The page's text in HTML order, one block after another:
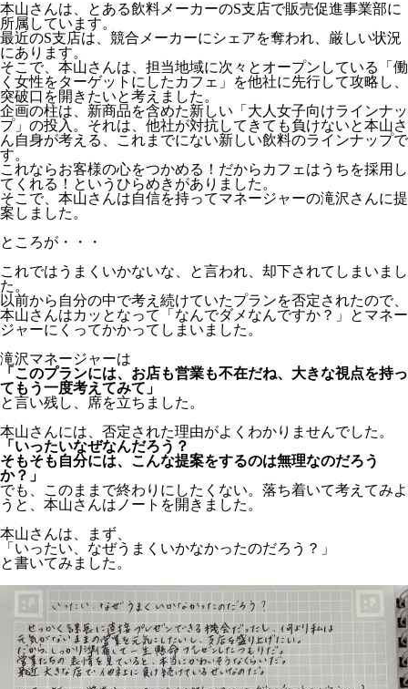
本山さんは、とある飲料メーカーのS支店で販売促進事業部に
所属しています。
最近のS支店は、競合メーカーにシェアを奪われ、厳しい状況
にあります。
そこで、本山さんは、担当地域に次々とオープンしている「働
く女性をターゲットにしたカフェ」を他社に先行して攻略し、
突破口を開きたいと考えました。
企画の柱は、新商品を含めた新しい「大人女子向けラインナッ
プ」の投入。それは、他社が対抗してきても負けないと本山さ
ん自身が考える、これまでにない新しい飲料のラインナップで
す。
これならお客様の心をつかめる！だからカフェはうちを採用し
てくれる！というひらめきがありました。
そこで、本山さんは自信を持ってマネージャーの滝沢さんに提
案しました。
ところが・・・
これではうまくいかないな、と言われ、却下されてしまいまし
た。
以前から自分の中で考え続けていたプランを否定されたので、
本山さんはカッとなって「なんでダメなんですか？」とマネー
ジャーにくってかかってしまいました。
滝沢マネージャーは
「このプランには、お店も営業も不在だね、大きな視点を持っ
てもう一度考えてみて」
と言い残し、席を立ちました。
本山さんには、否定された理由がよくわかりませんでした。
「いったいなぜなんだろう？
そもそも自分には、こんな提案をするのは無理なのだろう
か？」
でも、このままで終わりにしたくない。落ち着いて考えてみよ
うと、本山さんはノートを開きました。
本山さんは、まず、
「いったい、なぜうまくいかなかったのだろう？」
と書いてみました。